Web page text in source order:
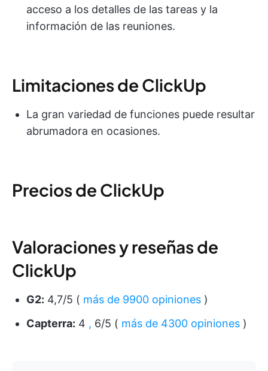
acceso a los detalles de las tareas y la
información de las reuniones.
Limitaciones de ClickUp
La gran variedad de funciones puede resultar
abrumadora en ocasiones.
Precios de ClickUp
Valoraciones y reseñas de
ClickUp
G2: 4,7/5 ( más de 9900 opiniones )
Capterra: 4 , 6/5 ( más de 4300 opiniones )